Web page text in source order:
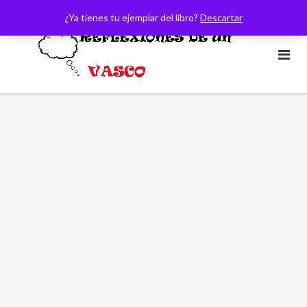
¿Ya tienes tu ejemplar del libro? Descartar
contenido